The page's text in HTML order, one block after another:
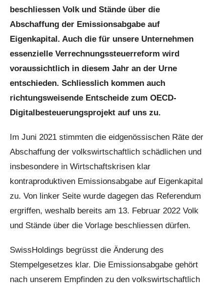
beschliessen Volk und Stände über die
Abschaffung der Emissionsabgabe auf
Eigenkapital. Auch die für unsere Unternehmen
essenzielle Verrechnungssteuerreform wird
voraussichtlich in diesem Jahr an der Urne
entschieden. Schliesslich kommen auch
richtungsweisende Entscheide zum OECD-
Digitalbesteuerungsprojekt auf uns zu.
Im Juni 2021 stimmten die eidgenössischen Räte der
Abschaffung der volkswirtschaftlich schädlichen und
insbesondere in Wirtschaftskrisen klar
kontraproduktiven Emissionsabgabe auf Eigenkapital
zu. Von linker Seite wurde dagegen das Referendum
ergriffen, weshalb bereits am 13. Februar 2022 Volk
und Stände über die Vorlage beschliessen dürfen.
SwissHoldings begrüsst die Änderung des
Stempelgesetzes klar. Die Emissionsabgabe gehört
nach unserem Empfinden zu den volkswirtschaftlich